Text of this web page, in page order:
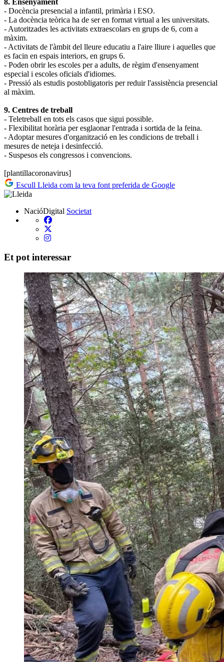
- Docència presencial a infantil, primària i ESO.
- La docència teòrica ha de ser en format virtual a les universitats.
- Autoritzades les activitats extraescolars en grups de 6, com a
màxim.
- Activitats de l'àmbit del lleure educatiu a l'aire lliure i aquelles que
es facin en espais interiors, en grups 6.
- Poden obrir les escoles per a adults, de règim d'ensenyament
especial i escoles oficials d'idiomes.
- Pressió als estudis postobligatoris per reduir l'assistència presencial
al màxim.
9. Centres de treball
- Teletreball en tots els casos que sigui possible.
- Flexibilitat horària per esglaonar l'entrada i sortida de la feina.
- Adoptar mesures d'organització en les condicions de treball i
mesures de neteja i desinfecció.
- Suspesos els congressos i convencions.
[plantillacoronavirus]
Escull Lleida com la teva font preferida de Google
NacióDigital Societat
Et pot interessar